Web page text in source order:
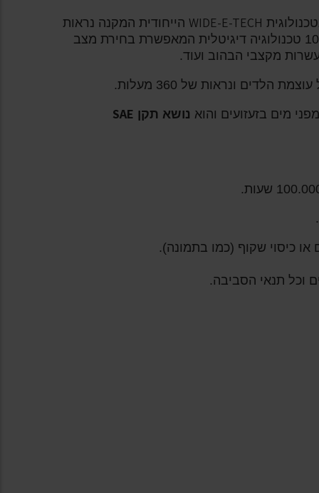
WIDE-E-TECH הייחודית המקנה נראות
של פי 2 מגשרי הלדים הקיימים בארץ עם 100% טכנולוגיה דיגיטלית המאפשרת בחירת מצב
מקצבי הבהוב ועוד.
ונראות של 360 מעלות.
מים בזעזועים והוא נושא תקן SAE
.
או כיסוי שקוף (כמו בתמונה).
וכל תנאי הסביבה.